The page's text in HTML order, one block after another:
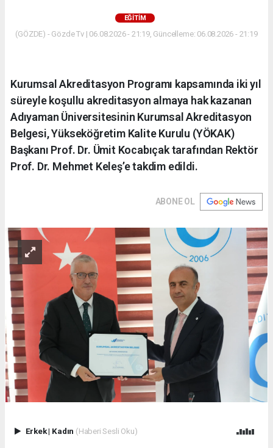
EĞITIM
(GÖZDE) - Gözde Tv | 06.08.2026 - 21:19, Güncelleme: 06.08.2026 - 21:19
Kurumsal Akreditasyon Programı kapsamında iki yıl
süreyle koşullu akreditasyon almaya hak kazanan
Adıyaman Üniversitesinin Kurumsal Akreditasyon
Belgesi, Yükseköğretim Kalite Kurulu (YÖKAK)
Başkanı Prof. Dr. Ümit Kocabıçak tarafından Rektör
Prof. Dr. Mehmet Keleş’e takdim edildi.
ABONE OL
Erkek| Kadın (Haberi Sesli Oku)